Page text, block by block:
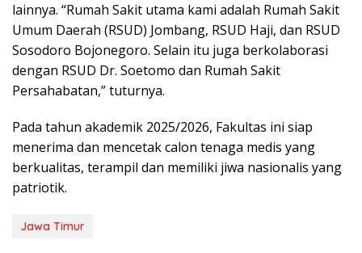
lainnya. “Rumah Sakit utama kami adalah Rumah Sakit
Umum Daerah (RSUD) Jombang, RSUD Haji, dan RSUD
Sosodoro Bojonegoro. Selain itu juga berkolaborasi
dengan RSUD Dr. Soetomo dan Rumah Sakit
Persahabatan,” tuturnya.
Pada tahun akademik 2025/2026, Fakultas ini siap
menerima dan mencetak calon tenaga medis yang
berkualitas, terampil dan memiliki jiwa nasionalis yang
patriotik.
Jawa Timur